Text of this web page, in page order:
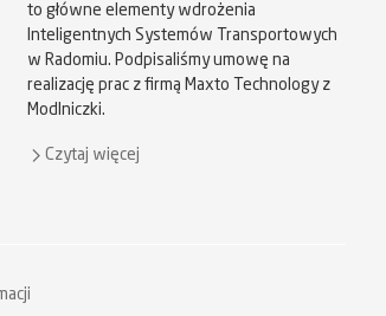
to główne elementy wdrożenia
Inteligentnych Systemów Transportowych
w Radomiu. Podpisaliśmy umowę na
realizację prac z firmą Maxto Technology z
Modlniczki.
Czytaj więcej